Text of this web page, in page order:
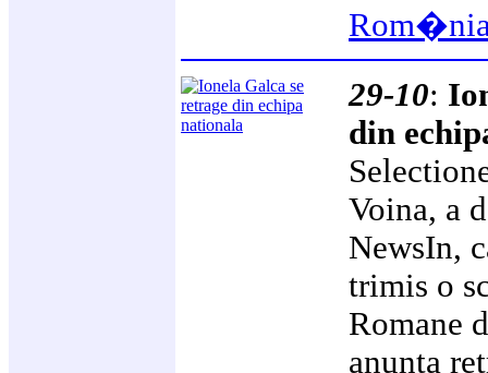
29-10:
din
Voina, a
NewsIn,
trimis o
Romane
anunta